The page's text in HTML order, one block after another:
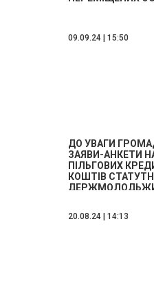
09.09.24 | 15:50
20.08.24 | 14:13
ДО УВАГИ
ЗАЯВИ-АНКЕТИ
ПІЛЬГОВИХ
КОШТІВ